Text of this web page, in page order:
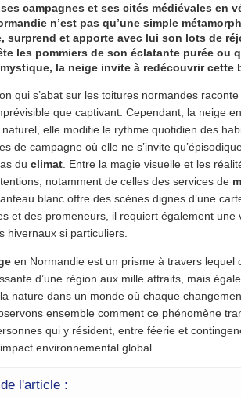
campagnes et ses cités médiévales en
n’est pas qu’une simple
surprend et apporte avec lui son lots de
les pommiers de son éclatante purée ou
mystique, la neige invite à redécouvrir
qui s’abat sur les toitures normandes
que captivant. Cependant, la neige
elle modifie le rythme quotidien des
de campagne où elle ne s’invite
du climat . Entre la magie visuelle et les
notamment de celles des services de
blanc offre des scènes dignes d’une
et des promeneurs, il requiert également
hivernaux si particuliers.
en Normandie est un prisme à travers lequel
d’une région aux mille attraits, mais
nature dans un monde où chaque
ensemble comment ce phénomène
qui y résident, entre féerie et
environnemental global.
l'article :